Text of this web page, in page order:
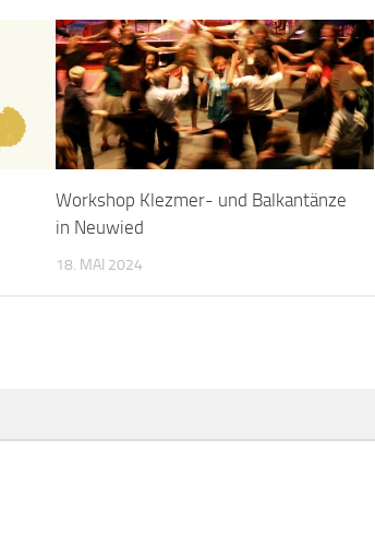
Workshop Klezmer- und Balkantänze
in Neuwied
18. MAI 2024